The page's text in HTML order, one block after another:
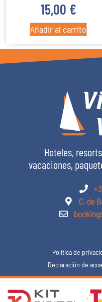
15,00 €
Añadir al carrito
Hoteles,
vacaciones,
C. de
Política de
Declaración de